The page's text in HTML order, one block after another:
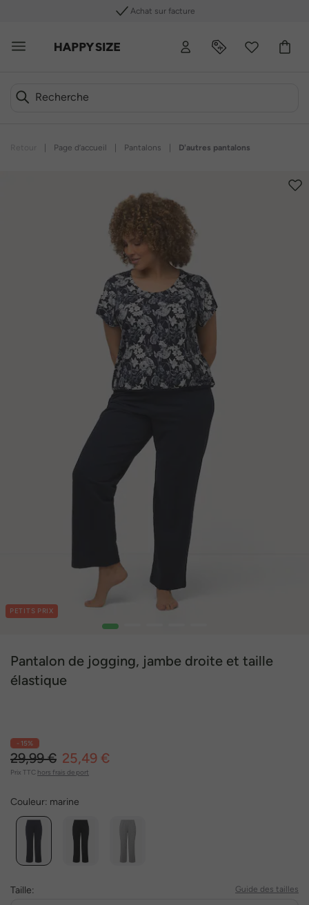
Achat sur facture
Page d’accueil Pantalons D'autres pantalons
PETITS PRIX
1
Pantalon de jogging, jambe droite et taille
élastique
- 15%
29,99 € 25,49 €
Prix TTC hors frais de port
Couleur: marine
Taille: Guide des tailles